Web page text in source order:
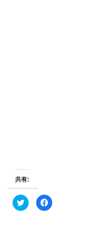
共有:
ク
リ
F
a